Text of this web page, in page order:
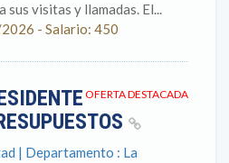
sus visitas y llamadas. El...
- Salario: 450
OFERTA DESTACADA
| Departamento : La